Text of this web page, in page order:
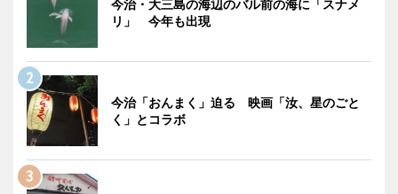
今治・大三島の海辺のバル前の海に「スナメ
リ」 今年も出現
今治「おんまく」迫る 映画「汝、星のごと
く」とコラボ